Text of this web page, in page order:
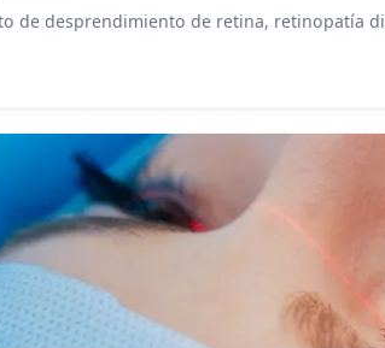
de desprendimiento de retina, retinopatía